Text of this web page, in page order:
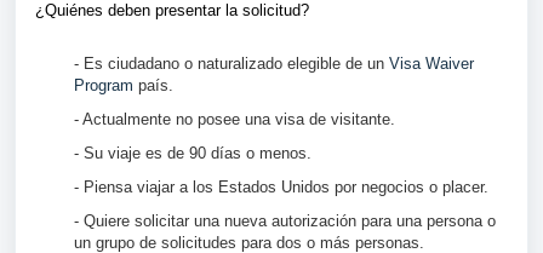
¿Quiénes deben presentar la solicitud?
- Es ciudadano o naturalizado elegible de un Visa Waiver
Program país.
- Actualmente no posee una visa de visitante.
- Su viaje es de 90 días o menos.
- Piensa viajar a los Estados Unidos por negocios o placer.
- Quiere solicitar una nueva autorización para una persona o
un grupo de solicitudes para dos o más personas.